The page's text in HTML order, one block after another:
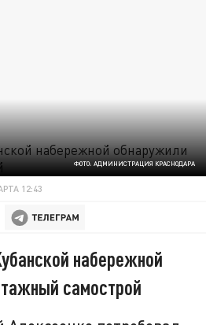
ФОТО: АДМИНИСТРАЦИЯ КРАСНОДАРА
12:43
набережной
самострой